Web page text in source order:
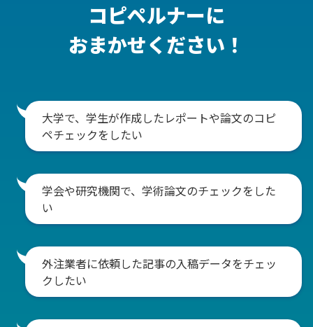
コピペルナーに
おまかせください！
大学で、学生が作成したレポートや論文のコピ
ペチェックをしたい
学会や研究機関で、学術論文のチェックをした
い
外注業者に依頼した記事の入稿データをチェッ
クしたい